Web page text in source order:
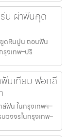
น ผ่าฟันคุด
ดหินปูน ถอนฟัน
งเทพ–ปริ
นเทียม ฟอกสี
ฟัน ในกรุงเทพฯ–
งจรในกรุงเทพ–